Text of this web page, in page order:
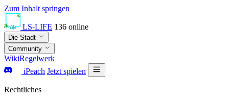
Zum Inhalt springen
LS-LIFE 136 online
Die Stadt
Community
WikiRegelwerk
iPeach Jetzt spielen
Rechtliches